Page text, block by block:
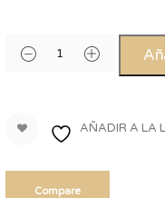
AÑADIR A LA
Compare